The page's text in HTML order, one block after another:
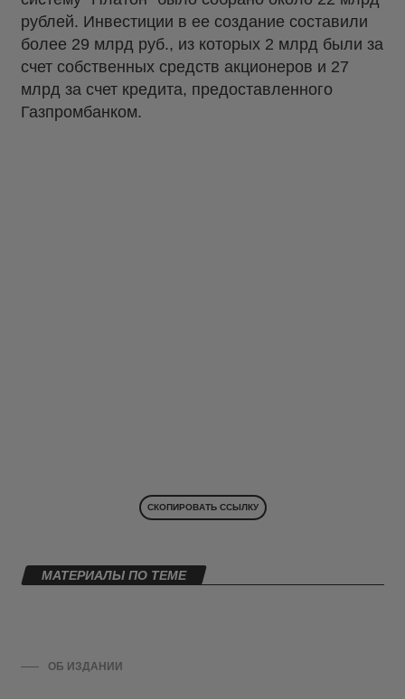
рублей. Инвестиции в ее создание составили
более 29 млрд руб., из которых 2 млрд были за
счет собственных средств акционеров и 27
млрд за счет кредита, предоставленного
Газпромбанком.
СКОПИРОВАТЬ ССЫЛКУ
МАТЕРИАЛЫ ПО ТЕМЕ
ОБ ИЗДАНИИ